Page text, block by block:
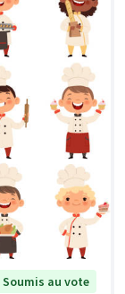
Soumis au vote